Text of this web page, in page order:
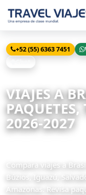
+52 (55) 6363 7451
VIAJES A
PAQUETES,
2026-2027
Compara viajes a
Búzios, Iguazú,
Amazonas. Revisa